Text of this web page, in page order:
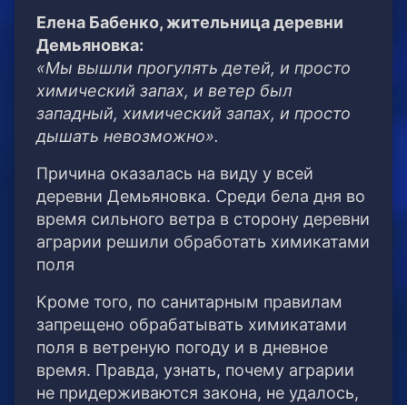
Елена Бабенко, жительница деревни
Демьяновка:
«Мы вышли прогулять детей, и просто
химический запах, и ветер был
западный, химический запах, и просто
дышать невозможно».
Причина оказалась на виду у всей
деревни Демьяновка. Среди бела дня во
время сильного ветра в сторону деревни
аграрии решили обработать химикатами
поля
Кроме того, по санитарным правилам
запрещено обрабатывать химикатами
поля в ветреную погоду и в дневное
время. Правда, узнать, почему аграрии
не придерживаются закона, не удалось,